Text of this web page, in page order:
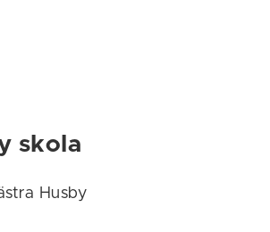
skola
Husby